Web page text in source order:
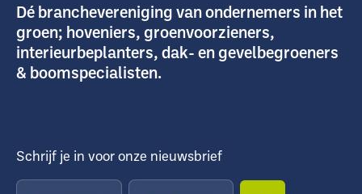
Dé branchevereniging van ondernemers in het
groen; hoveniers, groenvoorzieners,
interieurbeplanters, dak- en gevelbegroeners
& boomspecialisten.
Schrijf je in voor onze nieuwsbrief